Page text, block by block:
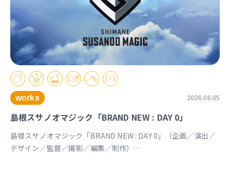
works 2026.06.05
島根スサノオマジック「BRAND NEW : DAY 0」
島根スサノオマジック「BRAND NEW : DAY 0」（企画／演出／
デザイン／監督／撮影／編集／制作）